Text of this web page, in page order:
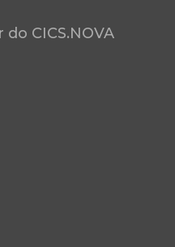
CICS.NOVA